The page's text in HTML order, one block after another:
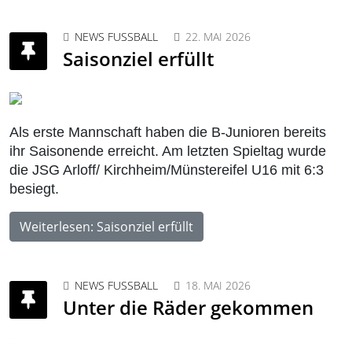
NEWS FUSSBALL 22. MAI 2026
Saisonziel erfüllt
Als erste Mannschaft haben die B-Junioren bereits
ihr Saisonende erreicht. Am letzten Spieltag wurde
die JSG Arloff/ Kirchheim/Münstereifel U16 mit 6:3
besiegt.
Weiterlesen: Saisonziel erfüllt
NEWS FUSSBALL 18. MAI 2026
Unter die Räder gekommen